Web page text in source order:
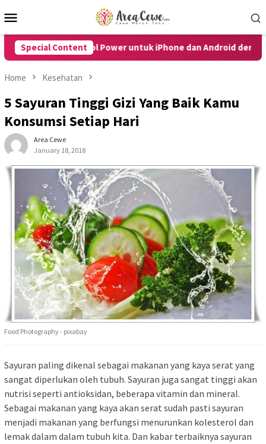
to
Menu
Special Content
Power untuk iPhone dan Android dengan Mudah
Home Kesehatan
5 Sayuran Tinggi Gizi Yang Baik Kamu
Konsumsi Setiap Hari
Area Cewe
January 18, 2018
Food Photography - pixabay
Sayuran paling dikenal sebagai makanan yang kaya serat yang
sangat diperlukan oleh tubuh. Sayuran juga sangat tinggi akan
nutrisi seperti antioksidan, beberapa vitamin dan mineral.
Sebagai makanan yang kaya akan serat sudah pasti sayuran
menjadi makanan yang berfungsi menurunkan kolesterol dan
lemak dalam dalam tubuh kita. Dan kabar terbaiknya sayuran